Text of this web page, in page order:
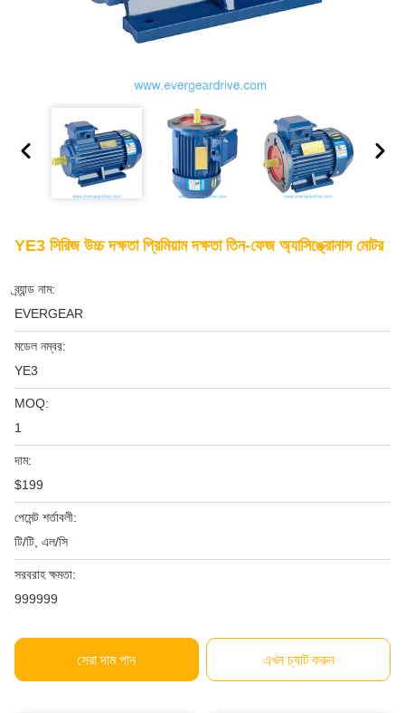
YE3 সিরিজ উচ্চ দক্ষতা প্রিমিয়াম দক্ষতা তিন-ফেজ অ্যাসিঙ্ক্রোনাস মোটর
ব্র্যান্ড নাম:
EVERGEAR
মডেল নম্বর:
YE3
MOQ:
1
দাম:
$199
পেমেন্ট শর্তাবলী:
টি/টি, এল/সি
সরবরাহ ক্ষমতা:
999999
সেরা দাম পান এখন চ্যাট করুন